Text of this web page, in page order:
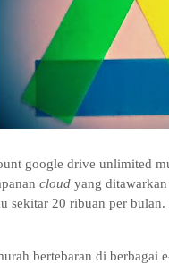
google drive unlimited
cloud yang
sekitar 20 ribuan per
bertebaran di berbagai